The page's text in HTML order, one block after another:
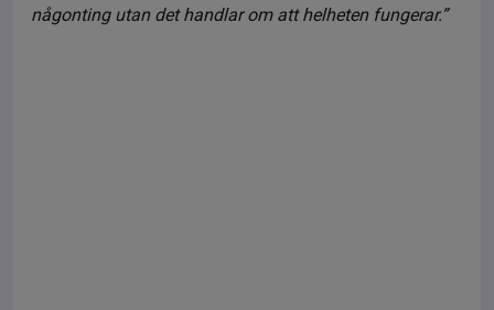
någonting utan det handlar om att helheten fungerar.”